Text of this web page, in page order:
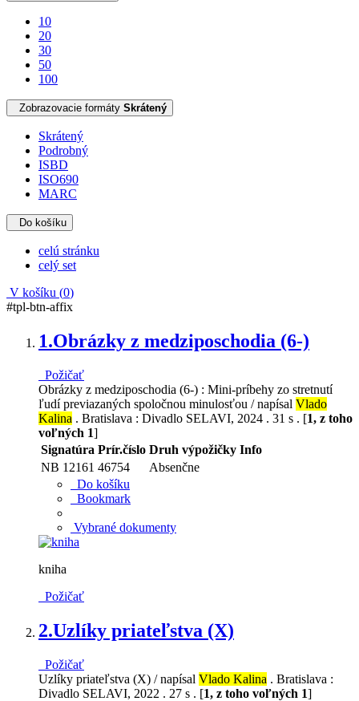
10
20
30
50
100
Zobrazovacie formáty Skrátený
Skrátený
Podrobný
ISBD
ISO690
MARC
Do košíku
celú stránku
celý set
V košíku (0)
#tpl-btn-affix
1.Obrázky z medziposchodia (6-)
Požičať
Obrázky z medziposchodia (6-) : Mini-príbehy zo stretnutí
ľudí previazaných spoločnou minulosťou / napísal Vlado
Kalina . Bratislava : Divadlo SELAVI, 2024 . 31 s . [1, z toho
voľných 1]
Signatúra Prír.číslo Druh výpožičky Info
NB 12161 46754
Absenčne
Do košíku
Bookmark
Vybrané dokumenty
kniha
Požičať
2.Uzlíky priateľstva (X)
Požičať
Uzlíky priateľstva (X) / napísal Vlado Kalina . Bratislava :
Divadlo SELAVI, 2022 . 27 s . [1, z toho voľných 1]